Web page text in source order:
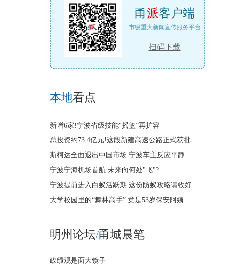
甬派客户端
市级重大新闻宣传服务平台
扫码下载
本地看点
新增6家!宁波省级技能“摇篮”再扩容
总投资约73.4亿元!这段新建高速公路正式获批
斯柯达全面退出中国市场 宁波车主反应平静
宁波宁海机场首航 未来向何处"飞"?
宁波提前进入白蚁活跃期 这份防蚁攻略请收好
大学校园里的“舞林高手” 竟是53岁保安阿姨
明州论坛/甬城晨笔
政绩观是面大镜子